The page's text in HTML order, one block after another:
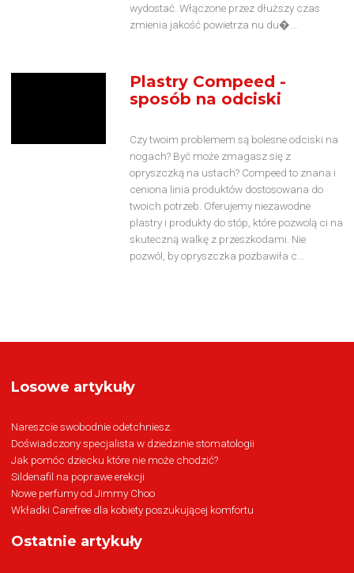
wydostać. Włączone przez dłuższy czas
zmienia jakość powietrza nu du�...
Plastry Compeed -
sposób na odciski
Czy twoim problemem są bolesne odciski na
nogach? Być może zmagasz się z
opryszczką na ustach? Compeed to znana i
ceniona linia produktów dostosowana do
twoich potrzeb. Oferujemy niezawodne
plastry i produkty do stóp, które pozwolą ci na
skuteczną walkę z przeszkodami. Nie
pozwól, by opryszczka pozbawiła c...
Losowe artykuły
Nareszcie swobodnie odetchniesz.
Doświadczony specjalista w dziedzinie stomatologii
Jak pomóc dziecku które nie może chodzić?
Sildenafil na poprawe erekcji
Nowe perfumy od Jimmy Choo
Wkładki Carefree dla kobiety poszukującej komfortu
Ostatnie artykuły